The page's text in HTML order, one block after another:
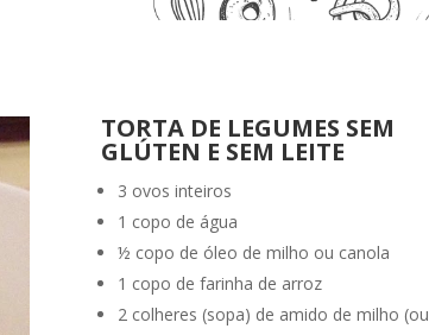
TORTA DE LEGUMES SEM
GLÚTEN E SEM LEITE
3 ovos inteiros
1 copo de água
½ copo de óleo de milho ou canola
1 copo de farinha de arroz
2 colheres (sopa) de amido de milho (ou